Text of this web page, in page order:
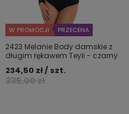
W PROMOCJI PRZECENA
2423 Melanie Body damskie z
długim rękawem Teyli - czarny
335,00 zł
234,50 zł / szt.